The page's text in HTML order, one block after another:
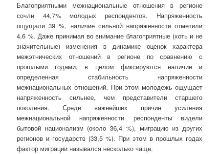
Благоприятными межнациональные отношения в регионе
сочли 44,7% молодых респондентов. Напряженность
ощущали 39 %, наличие сильной напряженности отметили
4,6 %. Даже принимая во внимание благоприятные (хоть и не
значительные) изменения в динамике оценок характера
межэтнических отношений в регионе по сравнению с
прошлыми годами, в целом фиксируются наличие и
определенная стабильность напряженности
межнациональных отношений. При этом молодежь ощущает
напряженность сильнее, чем представители старшего
поколения. Среди важнейших причин усиления
межнациональной напряженности респонденты видели
бытовой национализм (около 36,4 %), миграцию из других
регионов и государств (33,5 %). При этом в прошлых годах
фактор миграции назывался несколько чаще.